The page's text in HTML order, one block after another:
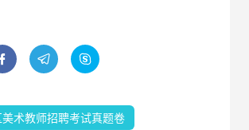
  
术教师招聘考试真题卷